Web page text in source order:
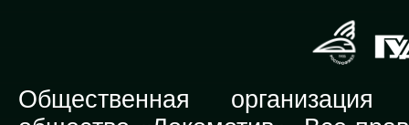
Общественная организация